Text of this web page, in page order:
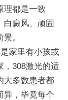
理都是一致
白癜风、顽固
。
家里有小孩或
，308激光的适
大多数患者都
异，毕竟每个